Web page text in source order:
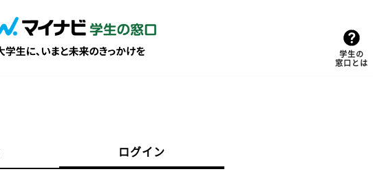
学生の
窓口とは
ログイン